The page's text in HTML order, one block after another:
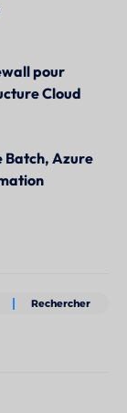
pour
Cloud
Batch, Azure